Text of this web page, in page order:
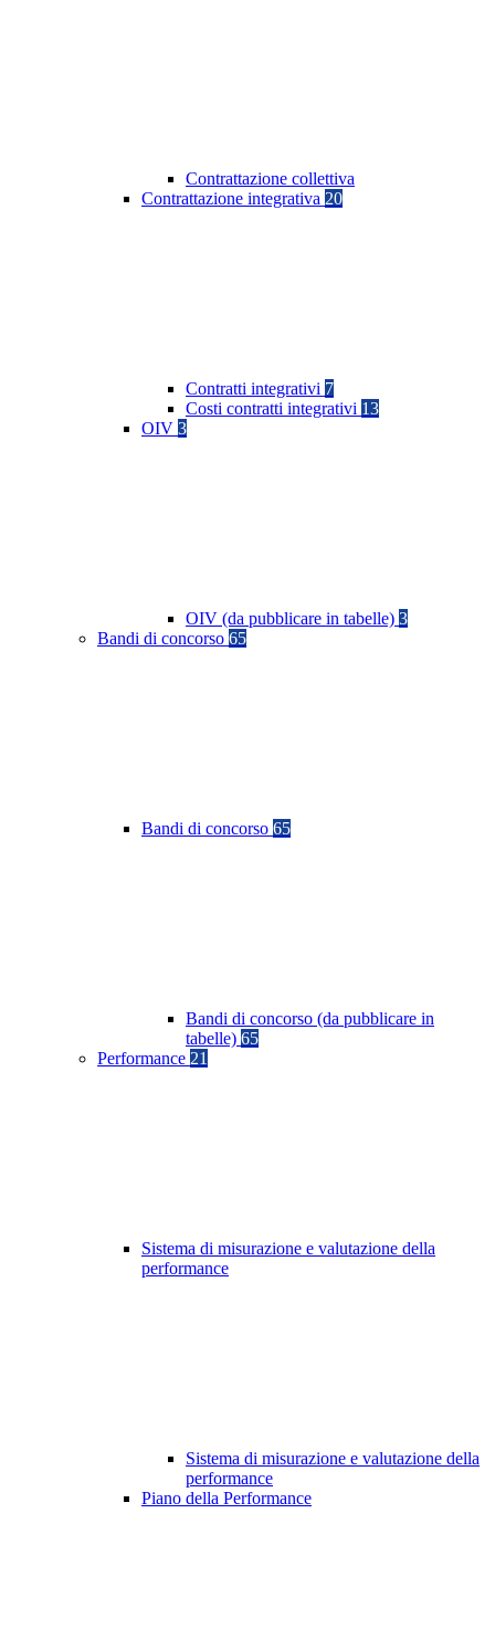
Contrattazione collettiva
Contrattazione integrativa 20
Contratti integrativi 7
Costi contratti integrativi 13
OIV 3
OIV (da pubblicare in tabelle) 3
Bandi di concorso 65
Bandi di concorso 65
Bandi di concorso (da pubblicare in
tabelle) 65
Performance 21
Sistema di misurazione e valutazione della
performance
Sistema di misurazione e valutazione della
performance
Piano della Performance